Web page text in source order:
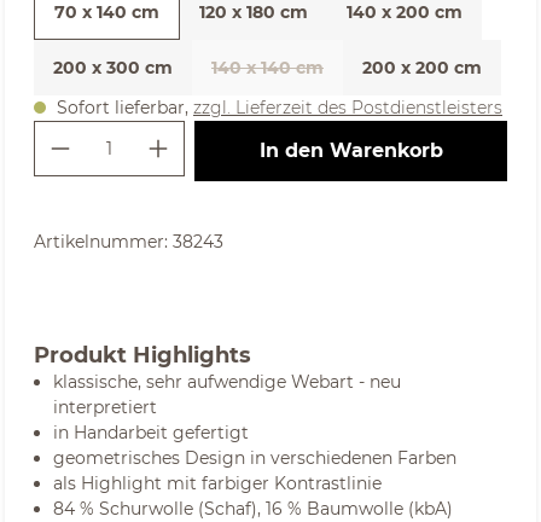
70 x 140 cm 120 x 180 cm 140 x 200 cm
200 x 300 cm 140 x 140 cm
200 x 200 cm
Sofort lieferbar, zzgl. Lieferzeit des Postdienstleisters
Produkt Anzahl: Gib den
In den Warenkorb
Artikelnummer: 38243
Produkt Highlights
klassische, sehr aufwendige Webart - neu
interpretiert
in Handarbeit gefertigt
geometrisches Design in verschiedenen Farben
als Highlight mit farbiger Kontrastlinie
84 % Schurwolle (Schaf), 16 % Baumwolle (kbA)